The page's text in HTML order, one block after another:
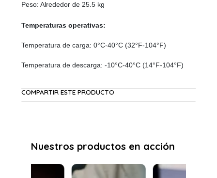
Peso: Alrededor de 25.5 kg
Temperaturas operativas:
Temperatura de carga: 0°C-40°C (32°F-104°F)
Temperatura de descarga: -10°C-40°C (14°F-104°F)
COMPARTIR ESTE PRODUCTO